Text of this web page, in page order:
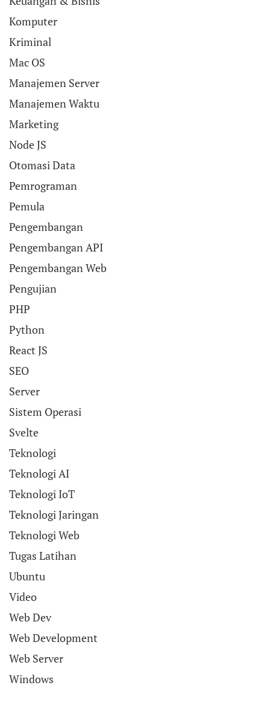
Komputer
Kriminal
Mac OS
Manajemen Server
Manajemen Waktu
Marketing
Node JS
Otomasi Data
Pemrograman
Pemula
Pengembangan
Pengembangan API
Pengembangan Web
Pengujian
PHP
Python
React JS
SEO
Server
Sistem Operasi
Svelte
Teknologi
Teknologi AI
Teknologi IoT
Teknologi Jaringan
Teknologi Web
Tugas Latihan
Ubuntu
Video
Web Dev
Web Development
Web Server
Windows